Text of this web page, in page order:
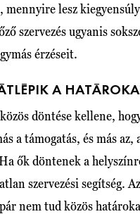
lesz
szervezés ugyanis
érzéseit.
A
döntése kellene,
a támogatás, és más
ők döntenek a
szervezési segítség. Az
nem tud közös